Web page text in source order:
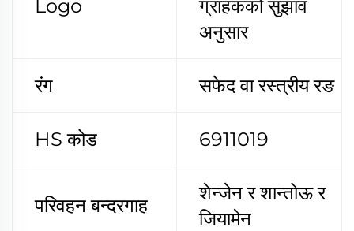
Logo
ग्राहकको सुझाव
अनुसार
रंग सफेद वा रस्त्रीय रङ
HS कोड 6911019
परिवहन बन्दरगाह
शेन्जेन र शान्तोऊ र
जियामेन